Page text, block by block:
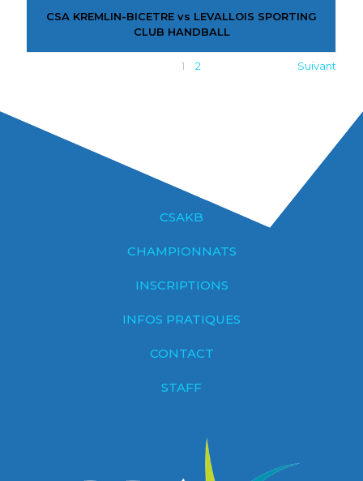
CSA KREMLIN-BICETRE vs LEVALLOIS SPORTING
CLUB HANDBALL
1 2 Suivant
CSAKB
CHAMPIONNATS
INSCRIPTIONS
INFOS PRATIQUES
CONTACT
STAFF